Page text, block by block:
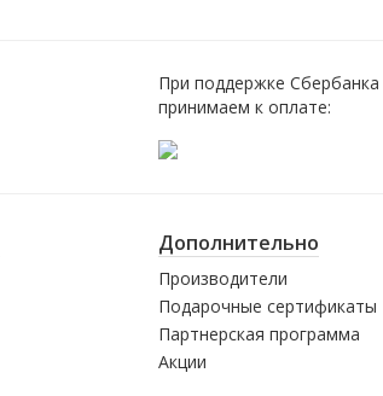
При поддержке Сбербанка
принимаем к оплате:
Дополнительно
Производители
Подарочные сертификаты
Партнерская программа
Акции